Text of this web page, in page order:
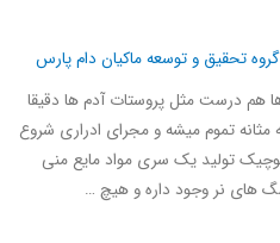
تحقیق و توسعه ماکیان دام پارس
مثل پروستات آدم ها دقیقا
تموم میشه و مجرای ادراری شروع
تولید یک سری مواد مایع منی
نر وجود داره و هیچ …